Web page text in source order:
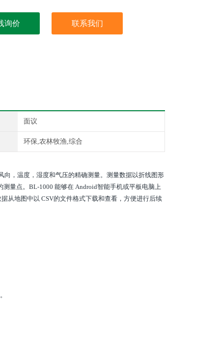
询价 联系我们
面议
环保,农林牧渔,综合
向，温度，湿度和气压的精确测量。测量数据以折线图形
量点。BL-1000 能够在 Android智能手机或平板电脑上
从地图中以 CSV的文件格式下载和查看，方便进行后续